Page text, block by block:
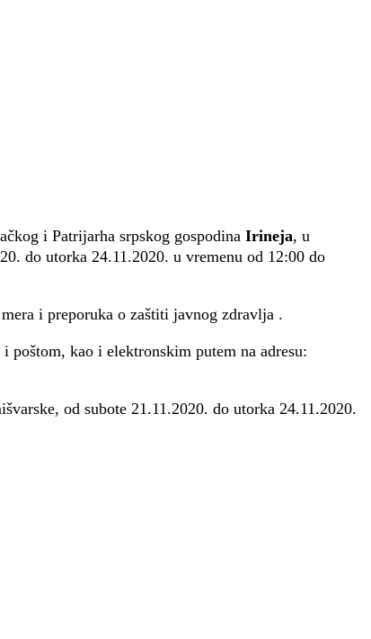
i Patrijarha srpskog gospodina Irineja, u
do utorka 24.11.2020. u vremenu od 12:00 do
i preporuka o zaštiti javnog zdravlja .
poštom, kao i elektronskim putem na adresu:
od subote 21.11.2020. do utorka 24.11.2020.